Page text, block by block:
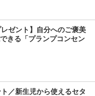
レゼント】自分へのご褒美
きる「プランプコンセン
／新生児から使えるセタ